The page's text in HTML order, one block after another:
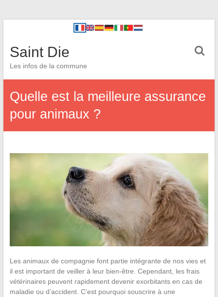
Saint Die
Les infos de la commune
Quelle est la meilleure assurance
pour animaux ?
Les animaux de compagnie font partie intégrante de nos vies et
il est important de veiller à leur bien-être. Cependant, les frais
vétérinaires peuvent rapidement devenir exorbitants en cas de
maladie ou d’accident. C’est pourquoi souscrire à une